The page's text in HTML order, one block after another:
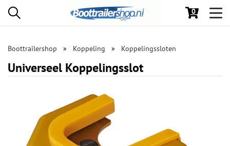
0
Boottrailershop Koppeling Koppelingssloten
Universeel Koppelingsslot